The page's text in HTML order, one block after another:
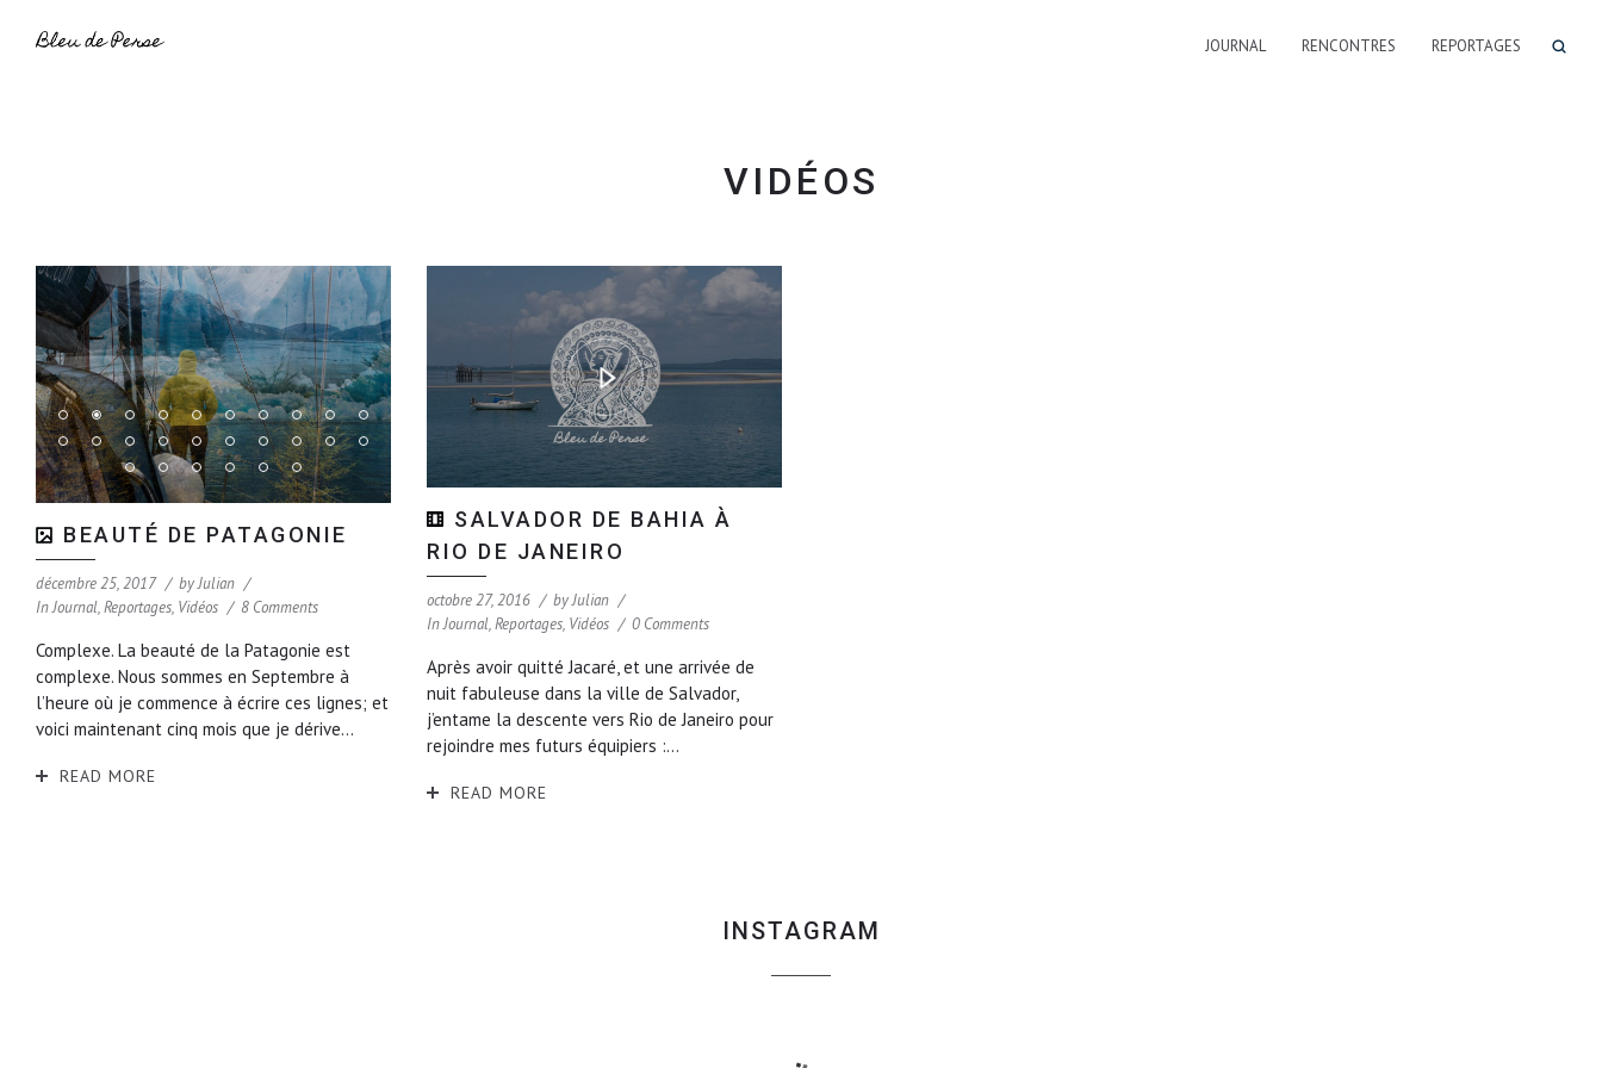
JOURNAL RENCONTRES REPORTAGES
VIDÉOS
BEAUTÉ DE PATAGONIE
décembre 25, 2017 byJulian
InJournal,Reportages, Vidéos 8 Comments
Complexe. La beauté de la Patagonie est
complexe. Nous sommes en Septembre à
l’heure où je commence à écrire ces lignes; et
voici maintenant cinq mois que je dérive...
READ MORE
SALVADOR DE BAHIA À
RIO DE JANEIRO
octobre 27, 2016 byJulian
InJournal,Reportages, Vidéos 0 Comments
Après avoir quitté Jacaré, et une arrivée de
nuit fabuleuse dans la ville de Salvador,
j’entame la descente vers Rio de Janeiro pour
rejoindre mes futurs équipiers :...
READ MORE
INSTAGRAM